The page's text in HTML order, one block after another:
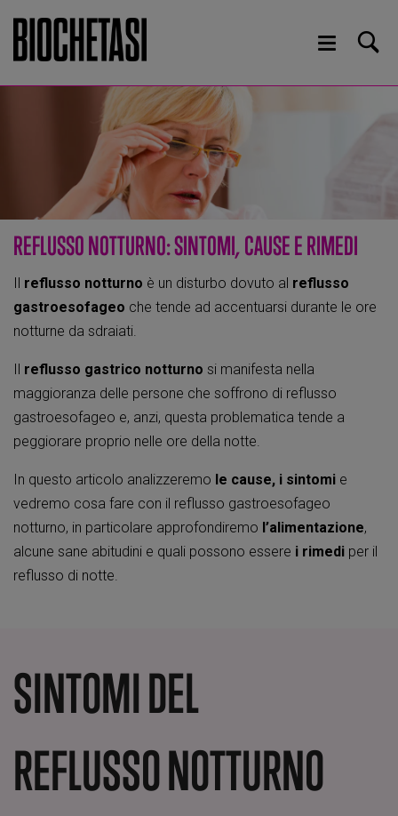
REFLUSSO NOTTURNO: SINTOMI, CAUSE E RIMEDI
reflusso notturno è un disturbo dovuto al reflusso
gastroesofageo che tende ad accentuarsi durante le ore
notturne da sdraiati.
reflusso gastrico notturno si manifesta nella
maggioranza delle persone che soffrono di reflusso
gastroesofageo e, anzi, questa problematica tende a
peggiorare proprio nelle ore della notte.
In questo articolo analizzeremo le cause, i sintomi e
vedremo cosa fare con il reflusso gastroesofageo
notturno, in particolare approfondiremo l’alimentazione,
alcune sane abitudini e quali possono essere i rimedi per il
reflusso di notte.
SINTOMI DEL
REFLUSSO NOTTURNO